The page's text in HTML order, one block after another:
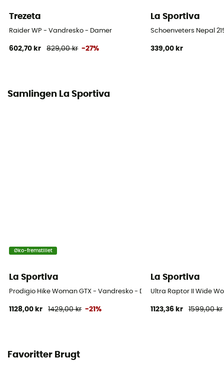
Label
Vegan
Tåkappe
Trezeta
Raider WP - Vandresko - Damer
602,70 kr 829,00 kr -27%
La Sportiva
Schoenveters Nepal
339,00 kr
Samlingen La Sportiva
Øko-fremstillet
La Sportiva
Prodigio Hike Woman GTX - Vandresko - Damer
1128,00 kr 1429,00 kr -21%
La Sportiva
Ultra Raptor II Wide
1123,36 kr 1599,00 kr
Favoritter Brugt